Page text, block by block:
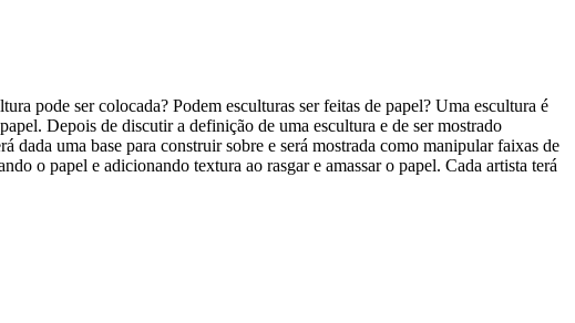
pode ser colocada? Podem esculturas ser feitas de papel? Uma escultura é
Depois de discutir a definição de uma escultura e de ser mostrado
dada uma base para construir sobre e será mostrada como manipular faixas de
o papel e adicionando textura ao rasgar e amassar o papel. Cada artista terá